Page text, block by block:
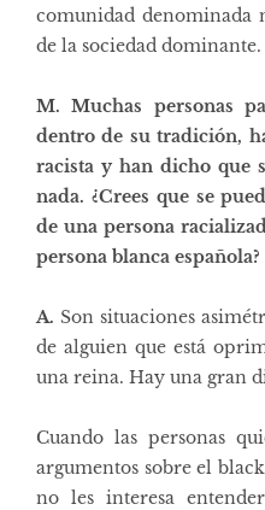
comunidad denominada
de la sociedad dominante.
M. Muchas personas
dentro de su tradición,
racista y han dicho que
nada. ¿Crees que se
de una persona
persona blanca española?
A. Son situaciones
de alguien que está
una reina. Hay una gran
Cuando las personas
argumentos sobre el
no les interesa